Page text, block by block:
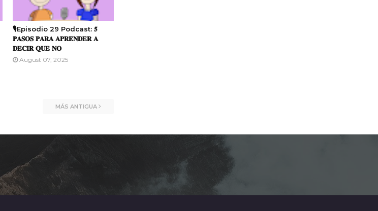
🎙️Episodio 29 Podcast: 𝟓
𝐏𝐀𝐒𝐎𝐒 𝐏𝐀𝐑𝐀 𝐀𝐏𝐑𝐄𝐍𝐃𝐄𝐑 𝐀
𝐃𝐄𝐂𝐈𝐑 𝐐𝐔𝐄 𝐍𝐎
August 07, 2025
MÁS ANTIGUA